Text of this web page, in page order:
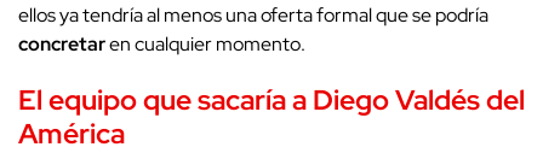
ellos ya tendría al menos una oferta formal que se podría
concretaren cualquier momento.
El equipo que sacaría a Diego Valdés del
América